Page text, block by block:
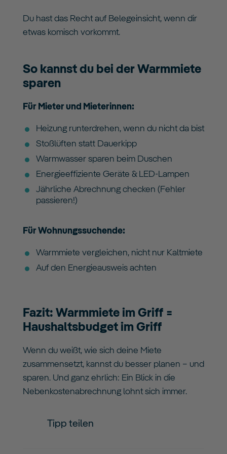
Du hast das Recht auf Belegeinsicht, wenn dir
etwas komisch vorkommt.
So kannst du bei der Warmmiete
sparen
Für Mieter und Mieterinnen:
Heizung runterdrehen, wenn du nicht da bist
Stoßlüften statt Dauerkipp
Warmwasser sparen beim Duschen
Energieeffiziente Geräte & LED-Lampen
Jährliche Abrechnung checken (Fehler
passieren!)
Für Wohnungssuchende:
Warmmiete vergleichen, nicht nur Kaltmiete
Auf den Energieausweis achten
Fazit: Warmmiete im Griff =
Haushaltsbudget im Griff
Wenn du weißt, wie sich deine Miete
zusammensetzt, kannst du besser planen – und
sparen. Und ganz ehrlich: Ein Blick in die
Nebenkostenabrechnung lohnt sich immer.
Tipp teilen